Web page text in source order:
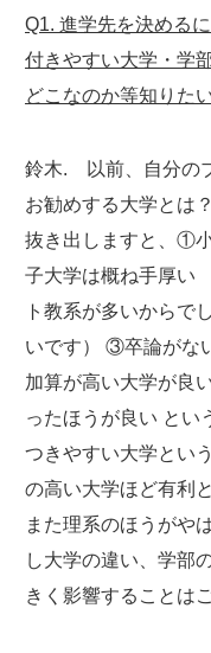
Q1. 進学先を決める
付きやすい大学・学
どこなのか等知りた
鈴木. 以前、自分の
お勧めする大学とは
抜き出しますと、①
子大学は概ね手厚い
ト教系が多いからで
いです） ③卒論がな
加算が高い大学が良
ったほうが良い とい
つきやすい大学とい
の高い大学ほど有利
また理系のほうがや
し大学の違い、学部
きく影響することは